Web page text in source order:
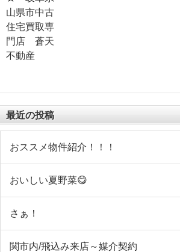
最近の投稿
おススメ物件紹介！！！
おいしい夏野菜😋
さぁ！
関市内/飛込み来店～媒介契約